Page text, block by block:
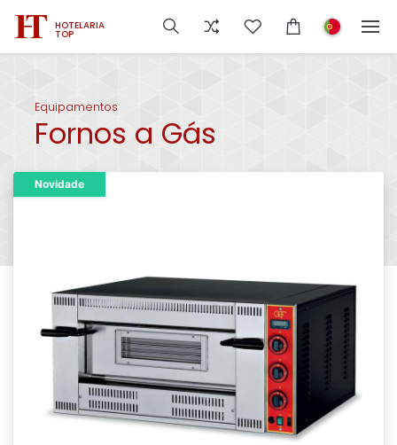
HOTELARIA
TOP
Equipamentos
Fornos a Gás
Novidade